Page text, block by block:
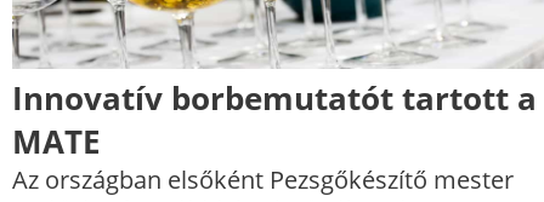
Innovatív borbemutatót tartott a
MATE
Az országban elsőként Pezsgőkészítő mester